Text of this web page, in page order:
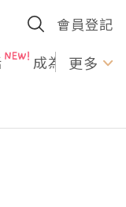
會員登記
成為U更多